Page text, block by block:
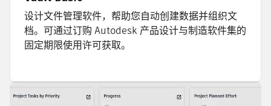
设计文件管理软件，帮助您自动创建数据并组织文
档。可通过订购 Autodesk 产品设计与制造软件集的
固定期限使用许可获取。